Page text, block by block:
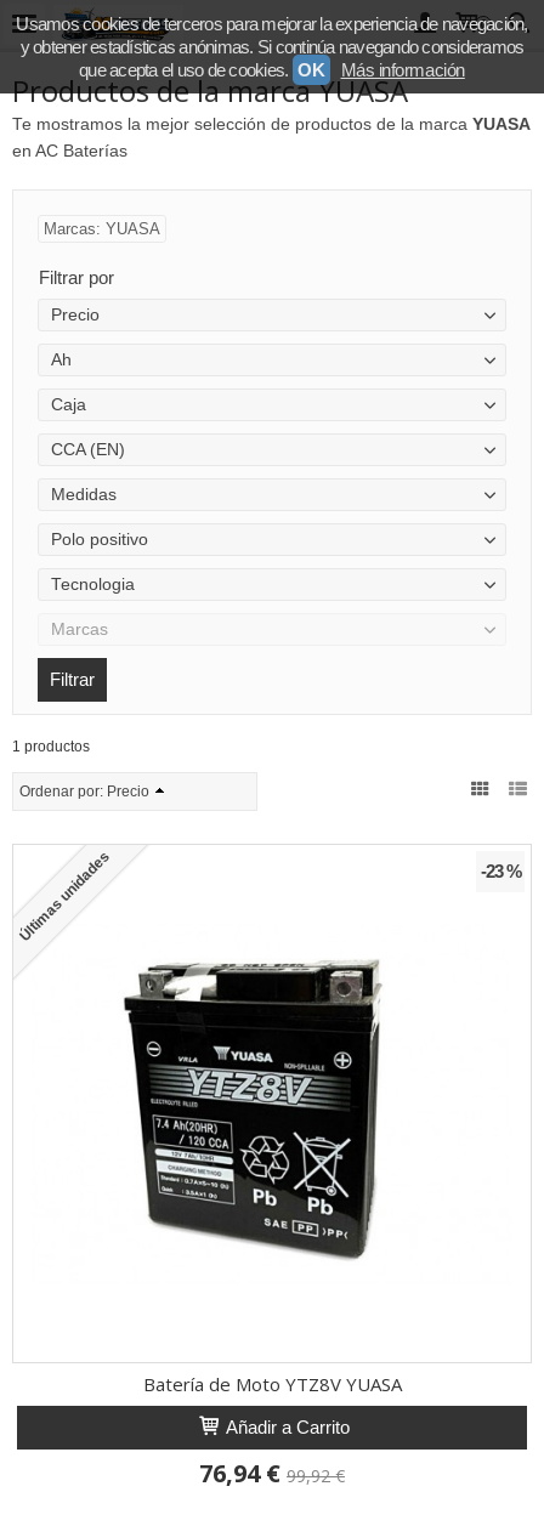
0
Productos de la marca YUASA
Te mostramos la mejor selección de productos de la marca YUASA
en AC Baterías
Marcas: YUASA
Filtrar por
Precio
Ah
Caja
CCA (EN)
Medidas
Polo positivo
Tecnologia
Marcas
1 productos
Ordenar por: Precio
Últimas unidades -23 %
Batería de Moto YTZ8V YUASA
Añadir a Carrito
76,94 € 99,92 €
Usamos cookies de terceros para mejorar la experiencia de navegación,
y obtener estadísticas anónimas. Si continúa navegando consideramos
que acepta el uso de cookies. OK Más información